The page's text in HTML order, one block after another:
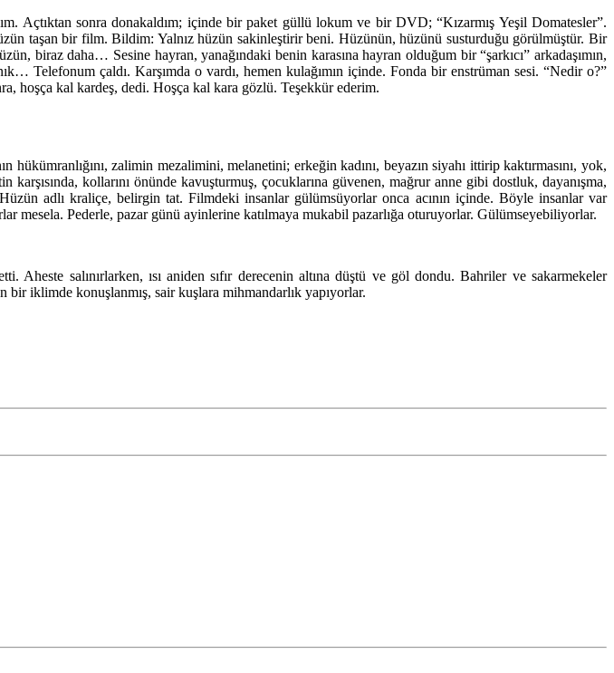
Açtıktan sonra donakaldım; içinde bir paket güllü lokum ve bir DVD; “Kızarmış Yeşil Domatesler”.
taşan bir film. Bildim: Yalnız hüzün sakinleştirir beni. Hüzünün, hüzünü susturduğu görülmüştür. Bir
biraz daha… Sesine hayran, yanağındaki benin karasına hayran olduğum bir “şarkıcı” arkadaşımın,
Telefonum çaldı. Karşımda o vardı, hemen kulağımın içinde. Fonda bir enstrüman sesi. “Nedir o?”
hoşça kal kardeş, dedi. Hoşça kal kara gözlü. Teşekkür ederim.
zalimin mezalimini, melanetini; erkeğin kadını, beyazın siyahı ittirip kaktırmasını, yok,
karşısında, kollarını önünde kavuşturmuş, çocuklarına güvenen, mağrur anne gibi dostluk, dayanışma,
adlı kraliçe, belirgin tat. Filmdeki insanlar gülümsüyorlar onca acının içinde. Böyle insanlar var
mesela. Pederle, pazar günü ayinlerine katılmaya mukabil pazarlığa oturuyorlar. Gülümseyebiliyorlar.
Aheste salınırlarken, ısı aniden sıfır derecenin altına düştü ve göl dondu. Bahriler ve sakarmekeler
bir iklimde konuşlanmış, sair kuşlara mihmandarlık yapıyorlar.